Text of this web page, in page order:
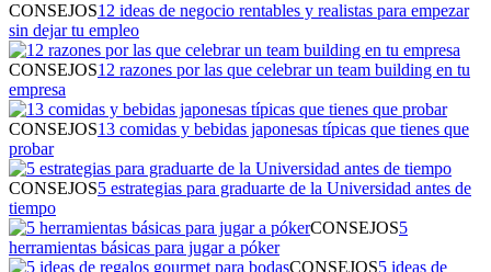
CONSEJOS12 ideas de negocio rentables y realistas para empezar
sin dejar tu empleo
CONSEJOS12 razones por las que celebrar un team building en tu
empresa
CONSEJOS13 comidas y bebidas japonesas típicas que tienes que
probar
CONSEJOS5 estrategias para graduarte de la Universidad antes de
tiempo
CONSEJOS5
herramientas básicas para jugar a póker
CONSEJOS5 ideas de